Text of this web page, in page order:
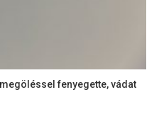
fenyegette, vádat